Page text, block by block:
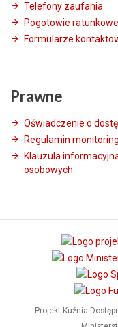
Telefony zaufania
Pogotowie ratunkowe
Formularze
Prawne
Oświadczenie o
Regulamin
Klauzula
osobowych
Projekt Kuźnia